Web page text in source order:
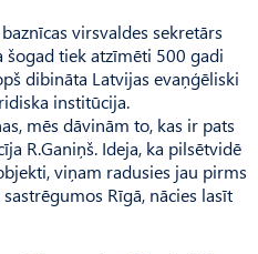
virsvaldes sekretārs
šogad tiek atzīmēti 500 gadi
dibināta Latvijas evaņģēliski
institūcija.
mēs dāvinām to, kas ir pats
R.Ganiņš. Ideja, ka pilsētvidē
viņam radusies jau pirms
Rīgā, nācies lasīt